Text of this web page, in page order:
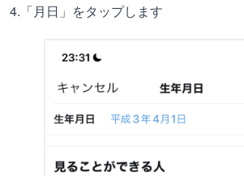
4.「月日」をタップします